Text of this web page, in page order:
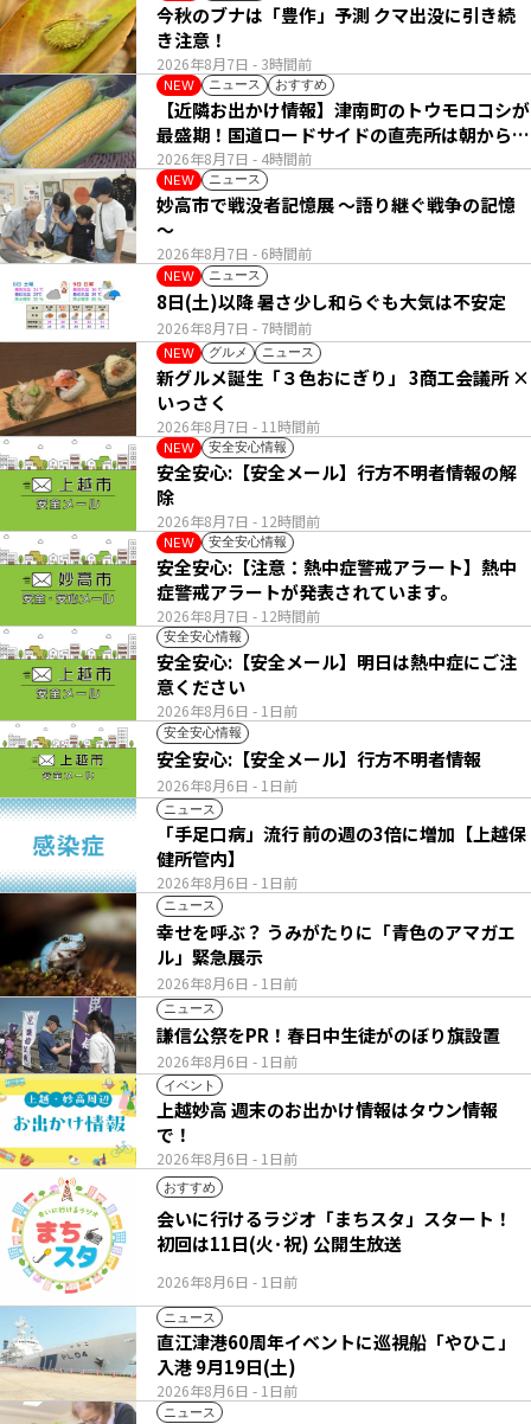
2026年8月7日 - 3時間前
今秋のブナは「豊作」予測 クマ出没に引き続
き注意！
NEW ニュース おすすめ
2026年8月7日 - 4時間前
【近隣お出かけ情報】津南町のトウモロコシが
最盛期！国道ロードサイドの直売所は朝から長
い列
NEW ニュース
2026年8月7日 - 6時間前
妙高市で戦没者記憶展 ～語り継ぐ戦争の記憶
～
NEW ニュース
2026年8月7日 - 7時間前
8日(土)以降 暑さ少し和らぐも大気は不安定
NEW グルメ ニュース
2026年8月7日 - 11時間前
新グルメ誕生「３色おにぎり」 3商工会議所 ×
いっさく
NEW 安全安心情報
2026年8月7日 - 12時間前
安全安心:【安全メール】行方不明者情報の解
除
NEW 安全安心情報
2026年8月7日 - 12時間前
安全安心:【注意：熱中症警戒アラート】熱中
症警戒アラートが発表されています。
安全安心情報
2026年8月6日 - 1日前
安全安心:【安全メール】明日は熱中症にご注
意ください
安全安心情報
2026年8月6日 - 1日前
安全安心:【安全メール】行方不明者情報
ニュース
2026年8月6日 - 1日前
「手足口病」流行 前の週の3倍に増加【上越保
健所管内】
ニュース
2026年8月6日 - 1日前
幸せを呼ぶ？ うみがたりに「青色のアマガエ
ル」緊急展示
ニュース
2026年8月6日 - 1日前
謙信公祭をPR！春日中生徒がのぼり旗設置
イベント
2026年8月6日 - 1日前
上越妙高 週末のお出かけ情報はタウン情報
で！
おすすめ
2026年8月6日 - 1日前
会いに行けるラジオ「まちスタ」スタート！
初回は11日(火･祝) 公開生放送
ニュース
2026年8月6日 - 1日前
直江津港60周年イベントに巡視船「やひこ」
入港 9月19日(土)
ニュース